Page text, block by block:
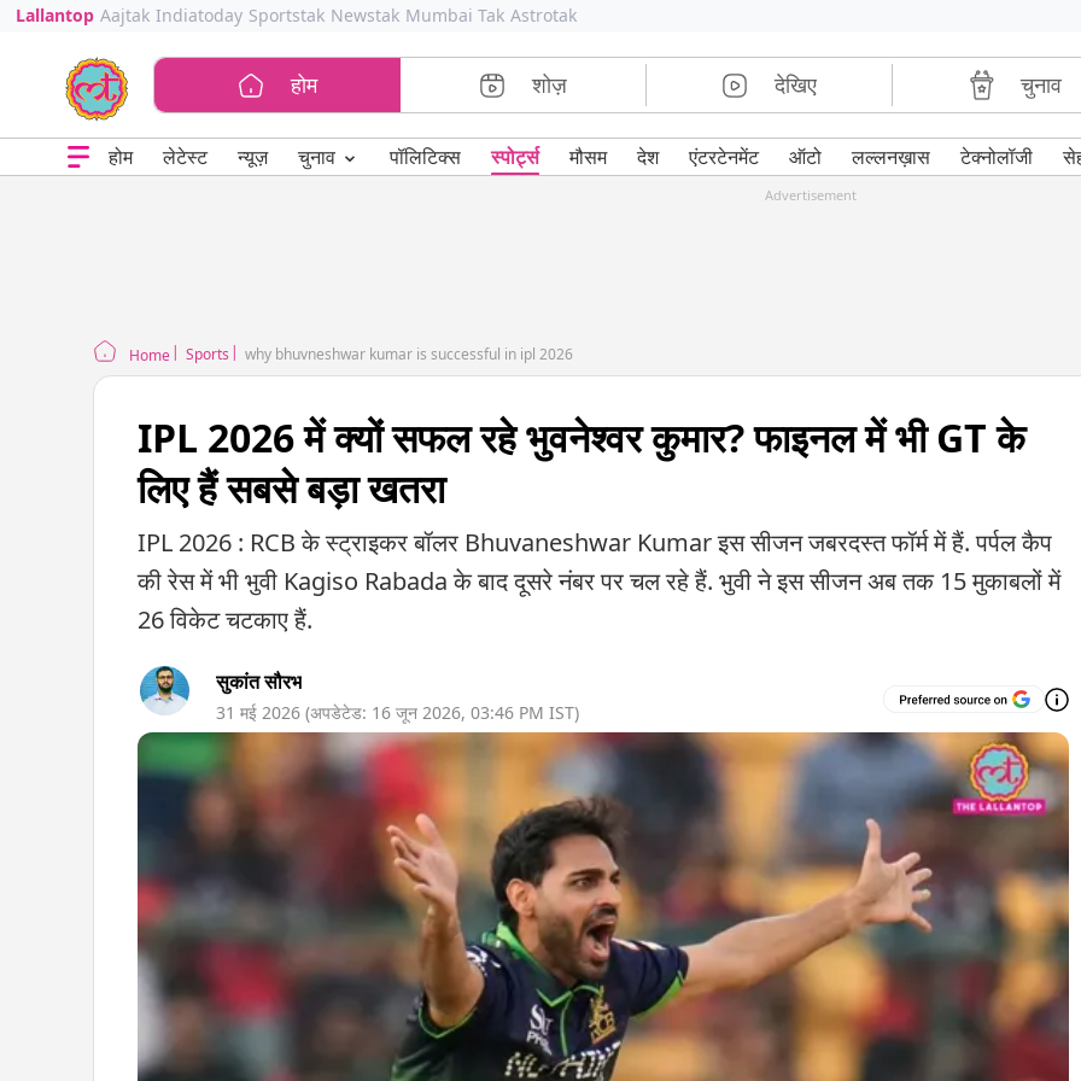
Lallantop Aajtak Indiatoday Sportstak Newstak Mumbai Tak Astrotak
होम शोज़ देखिए चुनाव
होम लेटेस्ट न्यूज़ चुनाव ⌄ पॉलिटिक्स स्पोर्ट्स मौसम देश एंटरटेनमेंट ऑटो लल्लनख़ास टेक्नोलॉजी
Advertisement
Home Sports why bhuvneshwar kumar is successful in ipl 2026
IPL 2026 में क्यों सफल रहे भुवनेश्वर कुमार? फाइनल में भी GT के
लिए हैं सबसे बड़ा खतरा
IPL 2026 : RCB के स्ट्राइकर बॉलर Bhuvaneshwar Kumar इस सीजन जबरदस्त फॉर्म में हैं. पर्पल कैप
की रेस में भी भुवी Kagiso Rabada के बाद दूसरे नंबर पर चल रहे हैं. भुवी ने इस सीजन अब तक 15 मुकाबलों में
26 विकेट चटकाए हैं.
सुकांत सौरभ
31 मई 2026 (अपडेटेड: 16 जून 2026, 03:46 PM IST)